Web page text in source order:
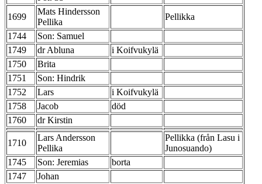
1699
Mats Hindersson
Pellika
Pellikka
1744
Son: Samuel
1749
dr Abluna
i Koifvukylä
1750
Brita
1751
Son: Hindrik
1752
Lars
i Koifvukylä
1758
Jacob
död
1760
dr Kirstin
1710
Lars Andersson
Pellika
Pellikka (från Lasu i
Junosuando)
1745
Son: Jeremias
borta
1747
Johan